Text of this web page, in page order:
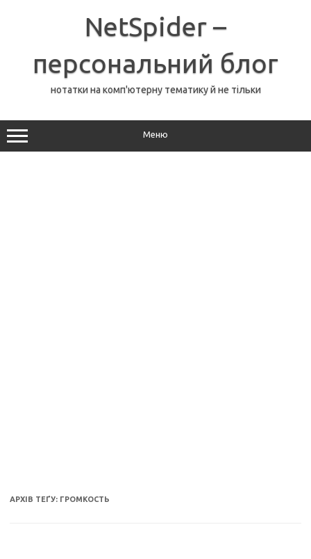
NetSpider –
персональний блог
нотатки на комп'ютерну тематику й не тільки
Меню
АРХІВ ТЕҐУ: ГРОМКОСТЬ